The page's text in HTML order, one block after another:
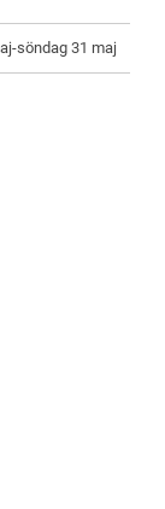
söndag 31 maj